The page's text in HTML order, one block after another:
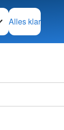
Alles klar